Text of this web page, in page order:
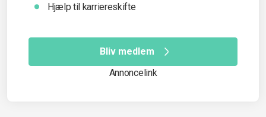
Hjælp til karriereskifte
Bliv medlem
Annoncelink